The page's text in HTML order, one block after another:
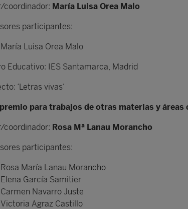
coordinador: María Luisa Orea Malo
participantes:
María Luisa Orea Malo
Educativo: IES Santamarca, Madrid
‘Letras vivas’
para trabajos de otras materias y
coordinador: Rosa Mª Lanau Morancho
participantes:
Rosa María Lanau Morancho
Elena García Samitier
Carmen Navarro Juste
Victoria Agraz Castillo